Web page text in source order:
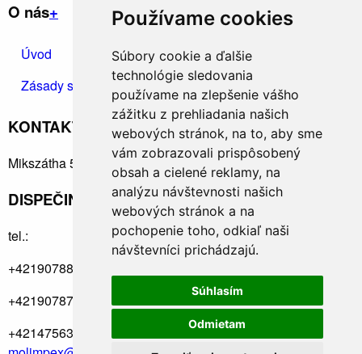
Používame cookies
Súbory cookie a ďalšie
technológie sledovania
používame na zlepšenie vášho
zážitku z prehliadania našich
webových stránok, na to, aby sme
vám zobrazovali prispôsobený
obsah a cielené reklamy, na
analýzu návštevnosti našich
webových stránok a na
pochopenie toho, odkiaľ naši
návštevníci prichádzajú.
Súhlasím
Odmietam
O nás+
Úvod Kontakt
Ochrana osobných údajov
Zásady spracúvania osobných údajov
KONTAKTUJTE NÁS+
Mikszátha 5, Rimavská Sobota 97901
DISPEČING: +421915910890
tel.:
+421907884673
+421907874018
+421475632595